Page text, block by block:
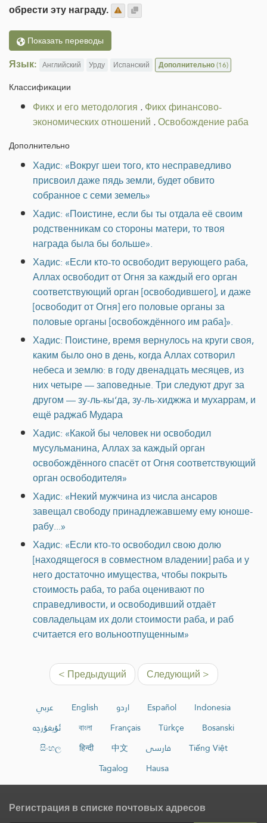
обрести эту награду.
Показать переводы
Язык: Английский Урду Испанский Дополнительно(16)
Классификации
Фикх и его методология .Фикх финансово-
экономических отношений .Освобождение раба
Дополнительно
Хадис: «Вокруг шеи того, кто несправедливо
присвоил даже пядь земли, будет обвито
собранное с семи земель»
Хадис: «Поистине, если бы ты отдала её своим
родственникам со стороны матери, то твоя
награда была бы больше».
Хадис: «Если кто-то освободит верующего раба,
Аллах освободит от Огня за каждый его орган
соответствующий орган [освободившего], и даже
[освободит от Огня] его половые органы за
половые органы [освобождённого им раба]».
Хадис: Поистине, время вернулось на круги своя,
каким было оно в день, когда Аллах сотворил
небеса и землю: в году двенадцать месяцев, из
них четыре — заповедные. Три следуют друг за
другом — зу-ль-кы‘да, зу-ль-хиджжа и мухаррам, и
ещё раджаб Мудара
Хадис: «Какой бы человек ни освободил
мусульманина, Аллах за каждый орган
освобождённого спасёт от Огня соответствующий
орган освободителя»
Хадис: «Некий мужчина из числа ансаров
завещал свободу принадлежавшему ему юноше-
рабу...»
Хадис: «Если кто-то освободил свою долю
[находящегося в совместном владении] раба и у
него достаточно имущества, чтобы покрыть
стоимость раба, то раба оценивают по
справедливости, и освободивший отдаёт
совладельцам их доли стоимости раба, и раб
считается его вольноотпущенным»
< Предыдущий Следующий >
عربي English اردو Español
Indonesia
ئۇيغۇرچە
বাংলা Français Türkçe
Bosanski
සිංහල
हिन्दी 中文 فارسی
Tiếng Việt
Tagalog
Hausa
Регистрация в списке почтовых адресов